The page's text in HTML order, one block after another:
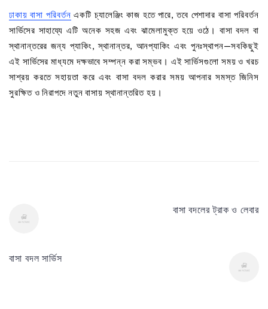
ঢাকায় বাসা পরিবর্তন একটি চ্যালেঞ্জিং কাজ হতে পারে, তবে পেশাদার বাসা পরিবর্তন
সার্ভিসের সাহায্যে এটি অনেক সহজ এবং ঝামেলামুক্ত হয়ে ওঠে। বাসা বদল বা
স্থানান্তরের জন্য প্যাকিং, স্থানান্তর, আনপ্যাকিং এবং পুনঃস্থাপন—সবকিছুই
এই সার্ভিসের মাধ্যমে দক্ষভাবে সম্পন্ন করা সম্ভব। এই সার্ভিসগুলো সময় ও খরচ
সাশ্রয় করতে সহায়তা করে এবং বাসা বদল করার সময় আপনার সমস্ত জিনিস
সুরক্ষিত ও নিরাপদে নতুন বাসায় স্থানান্তরিত হয়।
বাসা বদলের ট্রাক ও লেবার
বাসা বদল সার্ভিস